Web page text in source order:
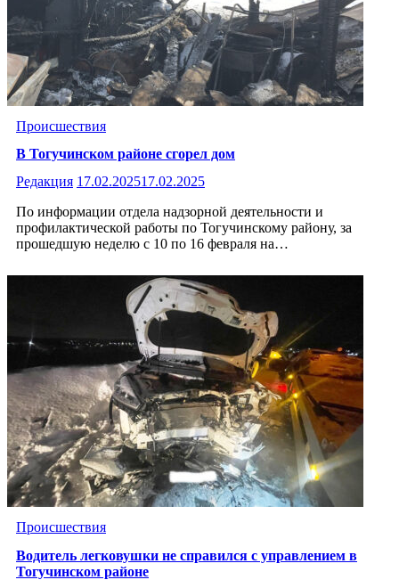
Происшествия
В Тогучинском районе сгорел дом
Редакция 17.02.202517.02.2025
По информации отдела надзорной деятельности и
профилактической работы по Тогучинскому району, за
прошедшую неделю с 10 по 16 февраля на…
Происшествия
Водитель легковушки не справился с управлением в
Тогучинском районе